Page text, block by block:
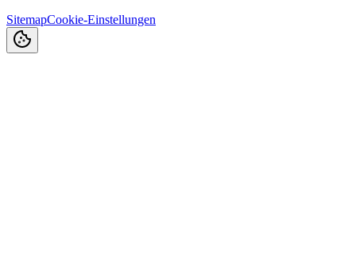
SitemapCookie-Einstellungen